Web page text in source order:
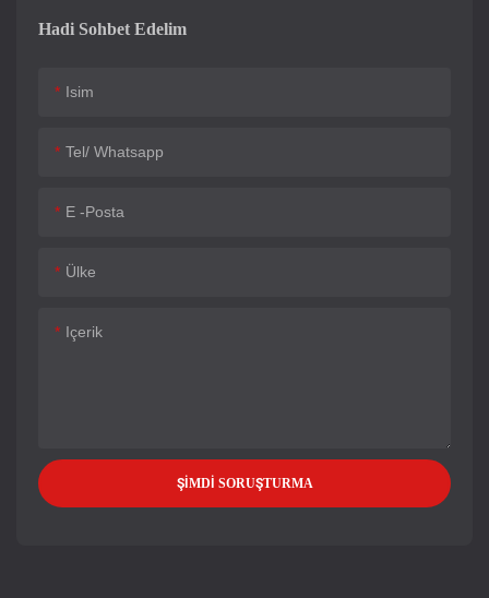
Hadi Sohbet Edelim
Isim
Tel/ Whatsapp
E -posta
Ülke
Içerik
ŞIMDI SORUŞTURMA